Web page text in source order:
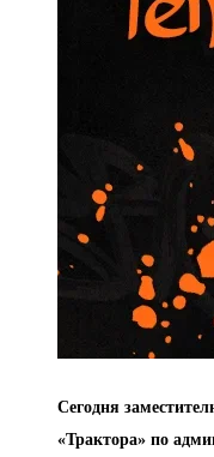
Сегодня
«Трактора» по